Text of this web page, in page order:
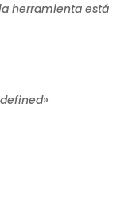
herramienta está